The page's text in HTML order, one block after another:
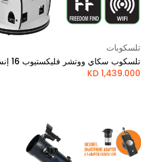
تلسكوبات
1,439.000
KD